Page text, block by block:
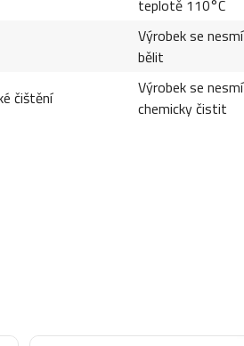
teplotě 110°C
Výrobek se nesmí
bělit
čištění
Výrobek se nesmí
chemicky čistit